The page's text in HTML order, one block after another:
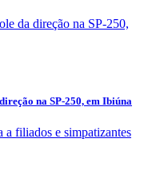
na SP-250, em Ibiúna